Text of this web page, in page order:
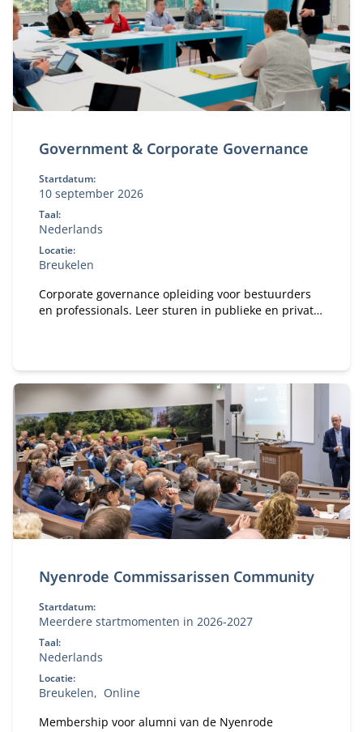
Government & Corporate Governance
Startdatum:
10 september 2026
Taal:
Nederlands
Locatie:
Breukelen
Corporate governance opleiding voor bestuurders
en professionals. Leer sturen in publieke en private
Nyenrode Commissarissen Community
Startdatum:
Meerdere startmomenten in 2026-2027
Taal:
Nederlands
Locatie:
Breukelen
Online
Membership voor alumni van de Nyenrode